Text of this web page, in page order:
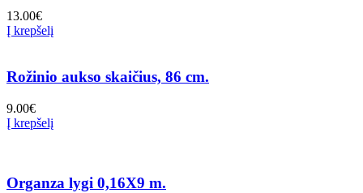
13.00€
Į krepšelį
Rožinio aukso skaičius, 86 cm.
9.00€
Į krepšelį
Organza lygi 0,16X9 m.